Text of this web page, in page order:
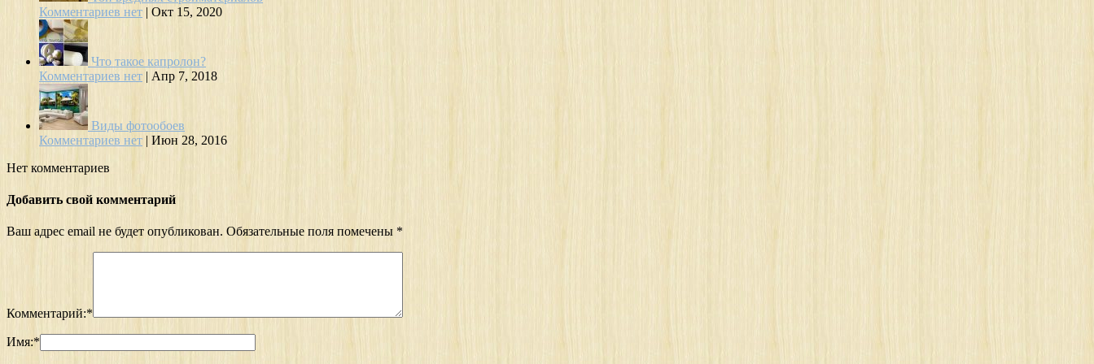
Комментариев нет | Окт 15, 2020
Что такое капролон?
Комментариев нет | Апр 7, 2018
Виды фотообоев
Комментариев нет | Июн 28, 2016
Нет комментариев
Добавить свой комментарий
Ваш адрес email не будет опубликован. Обязательные поля помечены *
Комментарий:*
Имя:*